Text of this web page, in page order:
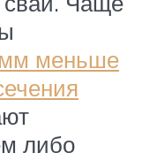
меньше
либо